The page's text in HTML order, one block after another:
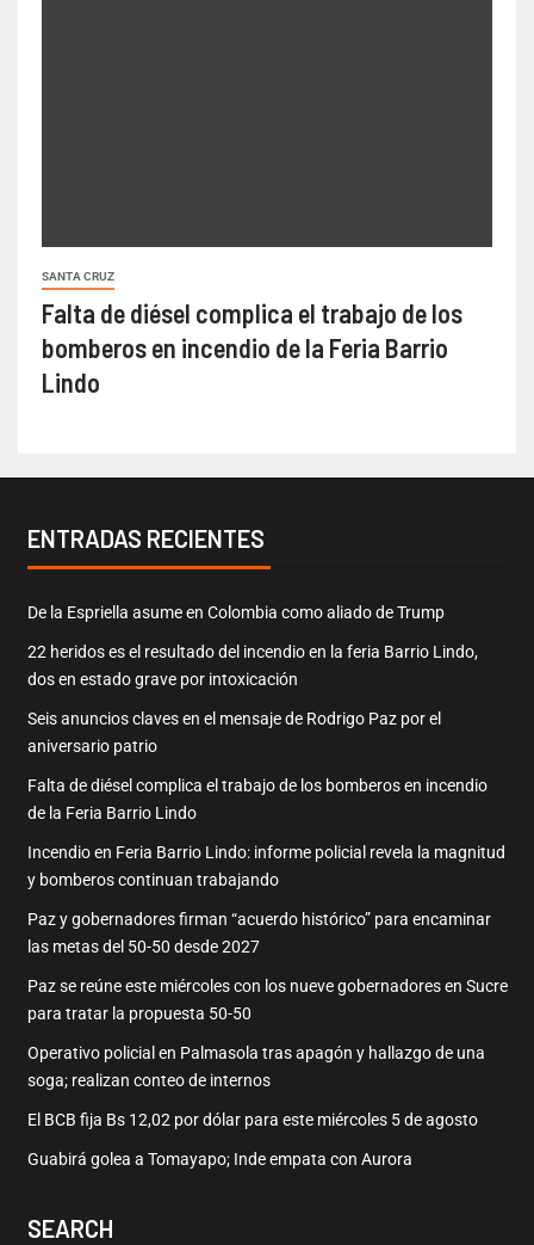
SANTA CRUZ
Falta de diésel complica el trabajo de los
bomberos en incendio de la Feria Barrio
Lindo
ENTRADAS RECIENTES
De la Espriella asume en Colombia como aliado de Trump
22 heridos es el resultado del incendio en la feria Barrio Lindo,
dos en estado grave por intoxicación
Seis anuncios claves en el mensaje de Rodrigo Paz por el
aniversario patrio
Falta de diésel complica el trabajo de los bomberos en incendio
de la Feria Barrio Lindo
Incendio en Feria Barrio Lindo: informe policial revela la magnitud
y bomberos continuan trabajando
Paz y gobernadores firman “acuerdo histórico” para encaminar
las metas del 50-50 desde 2027
Paz se reúne este miércoles con los nueve gobernadores en Sucre
para tratar la propuesta 50-50
Operativo policial en Palmasola tras apagón y hallazgo de una
soga; realizan conteo de internos
El BCB fija Bs 12,02 por dólar para este miércoles 5 de agosto
Guabirá golea a Tomayapo; Inde empata con Aurora
SEARCH